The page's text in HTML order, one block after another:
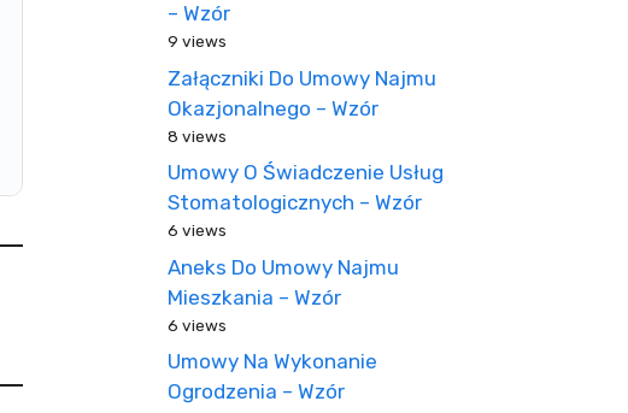
– Wzór
9 views
Załączniki Do Umowy Najmu
Okazjonalnego – Wzór
8 views
Umowy O Świadczenie Usług
Stomatologicznych – Wzór
6 views
Aneks Do Umowy Najmu
Mieszkania – Wzór
6 views
Umowy Na Wykonanie
Ogrodzenia – Wzór